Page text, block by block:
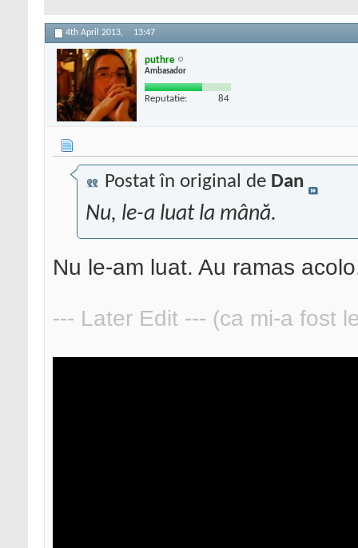
4th April 2013, 13:47
puthre
Ambasador
Reputatie: 84
Postat în original de Dan
Nu, le-a luat la mână.
Nu le-am luat. Au ramas
--- Later Edit --- (ca mi-a fost